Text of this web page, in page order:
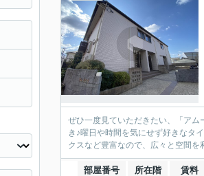
ぜひ一度見ていただきたい、「ア
き♪曜日や時間を気にせず好きなタ
クスなど豊富なので、広々と空間
部屋番号 所在階 賃料